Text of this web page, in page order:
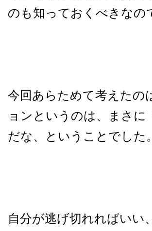
のも知っておくべきなの
今回あらためて考えたの
ョンというのは、まさ
だな、ということでした。
自分が逃げ切れればいい